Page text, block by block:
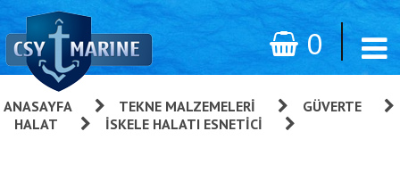
0
ANASAYFA TEKNE MALZEMELERI
GÜVERTE
HALAT İSKELE HALATI ESNETICI